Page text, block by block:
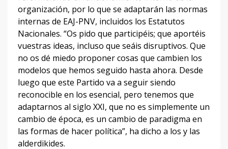
organización, por lo que se adaptarán las normas
internas de EAJ-PNV, incluidos los Estatutos
Nacionales. “Os pido que participéis; que aportéis
vuestras ideas, incluso que seáis disruptivos. Que
no os dé miedo proponer cosas que cambien los
modelos que hemos seguido hasta ahora. Desde
luego que este Partido va a seguir siendo
reconocible en los esencial, pero tenemos que
adaptarnos al siglo XXI, que no es simplemente un
cambio de época, es un cambio de paradigma en
las formas de hacer política”, ha dicho a los y las
alderdikides.